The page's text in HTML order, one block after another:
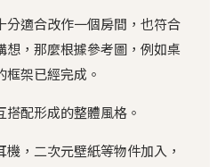
分適合改作一個房間，也符合
想，那麼根據參考圖，例如桌
架已經完成。
配形成的整體風格。
，二次元壁紙等物件加入，